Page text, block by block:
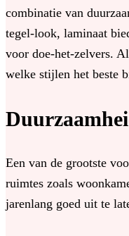
combinatie van
tegel-look, laminaat
voor doe-het-zelvers.
welke stijlen het beste
Een van de grootste
ruimtes zoals
jarenlang goed uit te